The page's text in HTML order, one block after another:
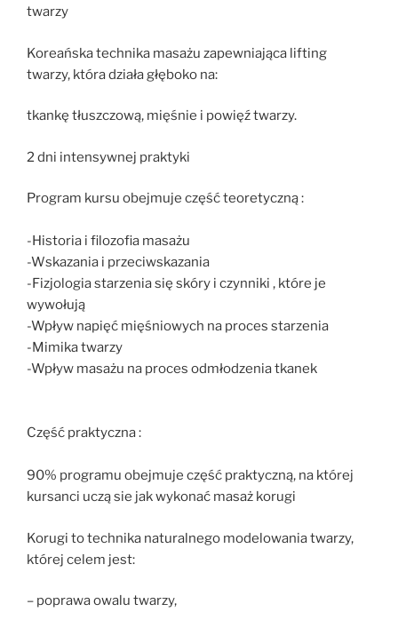
twarzy
Koreańska technika masażu zapewniająca lifting
twarzy, która działa głęboko na:
tkankę tłuszczową, mięśnie i powięź twarzy.
2 dni intensywnej praktyki
Program kursu obejmuje część teoretyczną :
-Historia i filozofia masażu
-Wskazania i przeciwskazania
-Fizjologia starzenia się skóry i czynniki , które je
wywołują
-Wpływ napięć mięśniowych na proces starzenia
-Mimika twarzy
-Wpływ masażu na proces odmłodzenia tkanek
Część praktyczna :
90% programu obejmuje część praktyczną, na której
kursanci uczą sie jak wykonać masaż korugi
Korugi to technika naturalnego modelowania twarzy,
której celem jest:
– poprawa owalu twarzy,